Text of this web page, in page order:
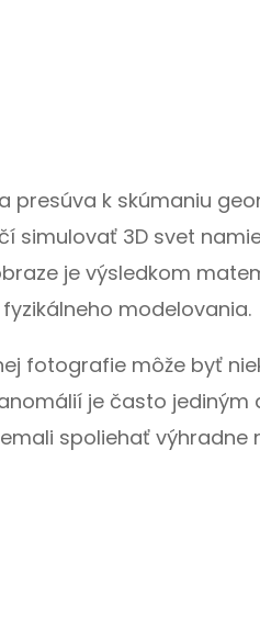
presúva k skúmaniu
simulovať 3D svet
je výsledkom
modelovania.
fotografie môže byť
je často jediným
spoliehať